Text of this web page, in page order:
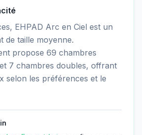
EHPAD Arc en Ciel est un
de taille moyenne.
propose 69 chambres
7 chambres doubles, offrant
selon les préférences et le